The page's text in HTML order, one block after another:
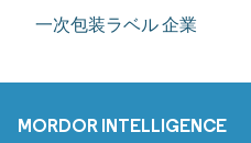
一次包装ラベル 企業
MORDOR INTELLIGENCE